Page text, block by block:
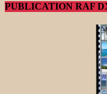
PUBLICATION RAF